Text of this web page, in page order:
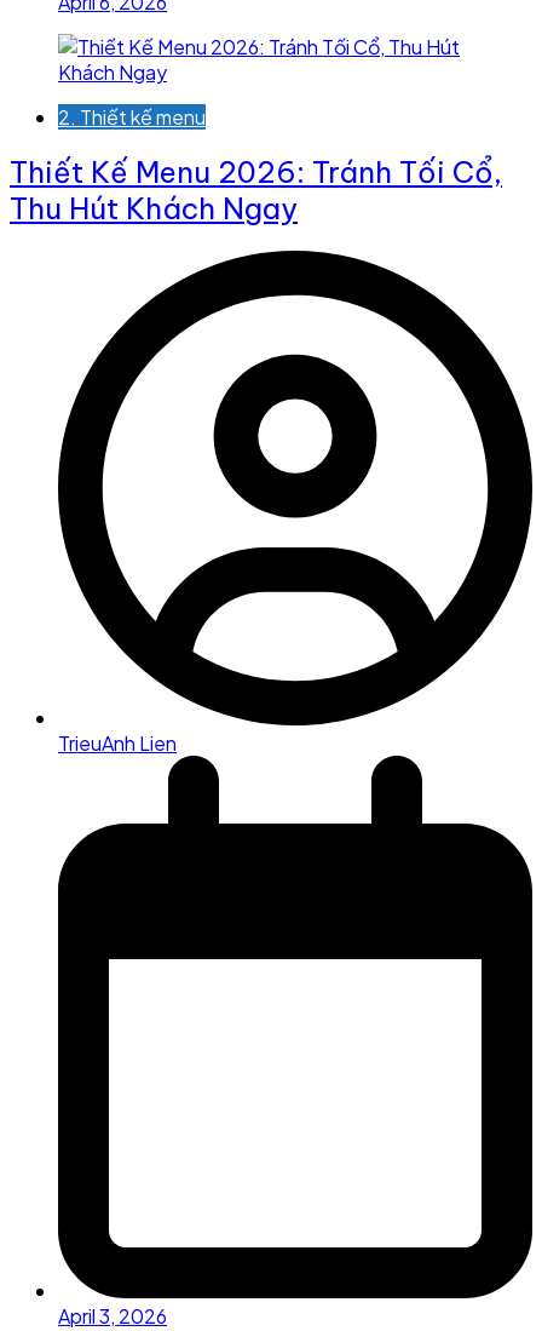
2. Thiết kế menu
Thiết Kế Menu 2026: Tránh Tối Cổ,
Thu Hút Khách Ngay
TrieuAnh Lien
April 3, 2026